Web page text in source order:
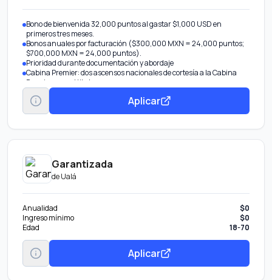
Bono de bienvenida 32,000 puntos al gastar $1,000 USD en
primeros tres meses.
Bonos anuales por facturación ($300,000 MXN = 24,000 puntos;
$700,000 MXN = 24,000 puntos).
Prioridad durante documentación y abordaje
Cabina Premier: dos ascensos nacionales de cortesía a la Cabina
Premier para el titular.
Accesos ilimitados al Salón Premier: accesos al año para titular y 2
acompañantes.
Maleta adicional: hasta una pieza adicional de equipaje por evento
6 viajes sencillos al año hacia el AICM o AIFA con hasta 300 pesos de
cortesía por trayecto. Solicita tu viaje llamando a Visa Digital
Aplicar
Garantizada
deUalá
Anualidad
$0
Ingreso mínimo
$0
Edad
18-70
Aplicar